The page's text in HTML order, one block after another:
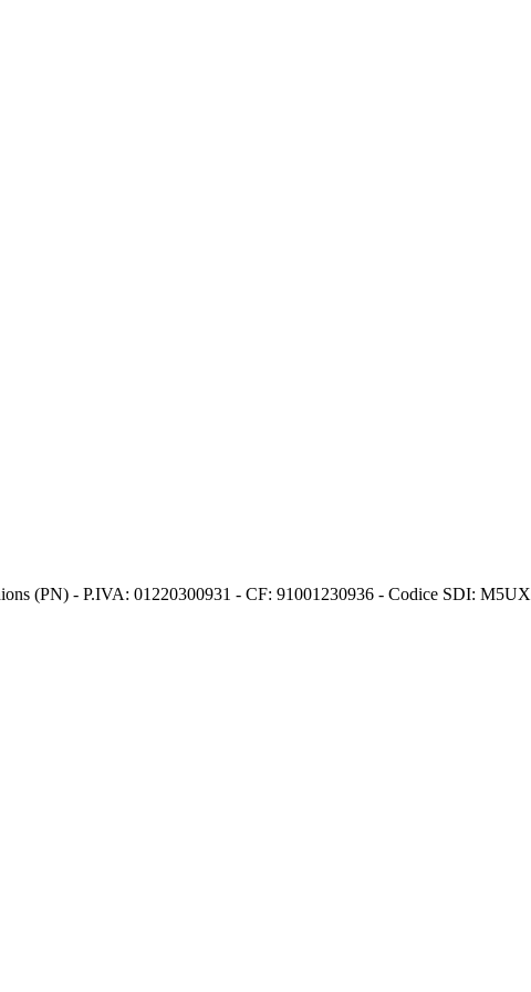
(PN) - P.IVA: 01220300931 - CF: 91001230936 - Codice SDI: